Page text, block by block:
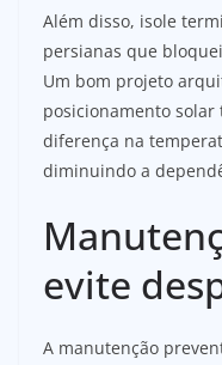
Além disso, isole
persianas que
Um bom projeto
posicionamento
diferença na
diminuindo a
evite
A manutenção